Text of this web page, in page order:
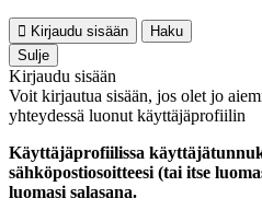
Kirjaudu sisään
Haku
Sulje
Kirjaudu sisään
Voit kirjautua sisään, jos olet jo
yhteydessä luonut käyttäjäprofiilin
Käyttäjäprofiilissa
sähköpostiosoitteesi (tai itse
luomasi salasana.